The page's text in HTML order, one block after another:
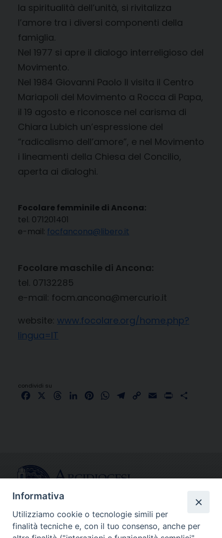
la spiritualità dell’unità, si rivitalizza
l’amore tra i diversi componenti della
famiglia.
Nel 1977 si apre il dialogo interreligioso del
Movimento.
Nel 1984 Giovanni Paolo II visita il Centro
Mariapoli del Movimento a Rocca di Papa,
il 19 agosto e riconosce nel carisma di
Chiara Lubich un’espressione del
“radicalismo dell’amore”, e nel Movimento
i lineamenti della Chiesa del Concilio,
aperta ai dialoghi.
Focolare femminile di Ancona:
tel. 071201401
e-mail: focfancona@libero.it
Focolare maschile di Ancona:
tel. 07132285
e-mail: focm.ancona@mercurio.it
website: www.focolare.org/home.php?
lingua=IT
condividi su
FacebookThreadsLinkedInPinterestWhatsApp
Telegram
Copy Email Print
CONTATTI
Informativa
Utilizziamo cookie o tecnologie simili per
finalità tecniche e, con il tuo consenso, anche per